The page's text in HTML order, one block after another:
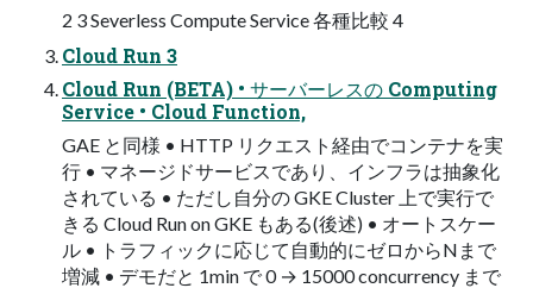
2 3 Severless Compute Service 各種比較 4
Cloud Run 3
Cloud Run (BETA) • サーバーレスの Computing
Service • Cloud Function,
GAE と同様 • HTTP リクエスト経由でコンテナを実
行 • マネージドサービスであり、インフラは抽象化
されている • ただし自分の GKE Cluster 上で実行で
きる Cloud Run on GKE もある(後述) • オートスケー
ル • トラフィックに応じて自動的にゼロからNまで
増減 • デモだと 1min で 0 → 15000 concurrency まで